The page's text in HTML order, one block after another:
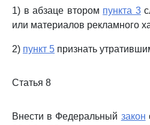
1) в абзаце втором пункта 3
или материалов рекламного
2) пункт 5 признать
Статья 8
Внести в Федеральный закон